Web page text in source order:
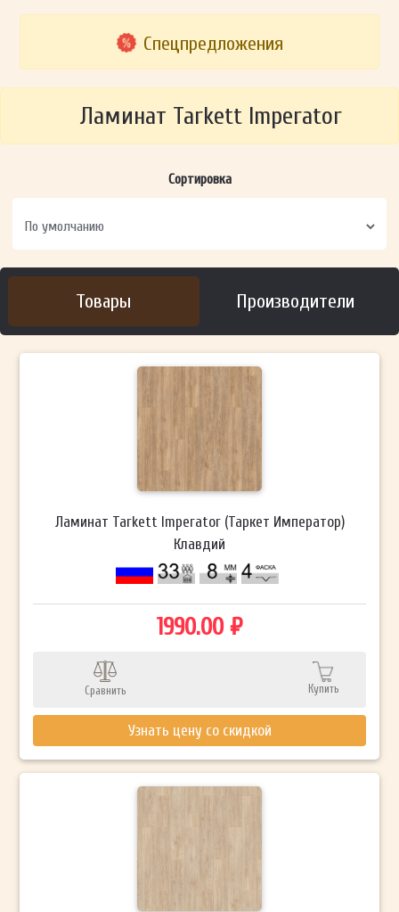
Спецпредложения
Ламинат Tarkett Imperator
Сортировка
Товары Производители
Ламинат Tarkett Imperator (Таркет Император)
Клавдий
1990.00 ₽
Сравнить Купить
Узнать цену со скидкой